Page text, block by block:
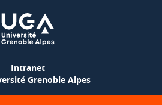
Intranet
Grenoble Alpes